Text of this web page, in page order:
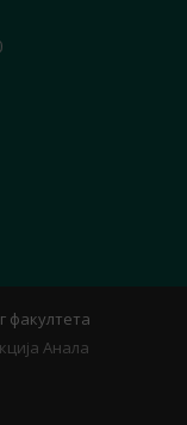
факултета
Анала